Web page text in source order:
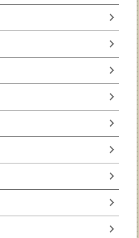
chevron_right
chevron_right
chevron_right
chevron_right
chevron_right
chevron_right
chevron_right
chevron_right
chevron_right